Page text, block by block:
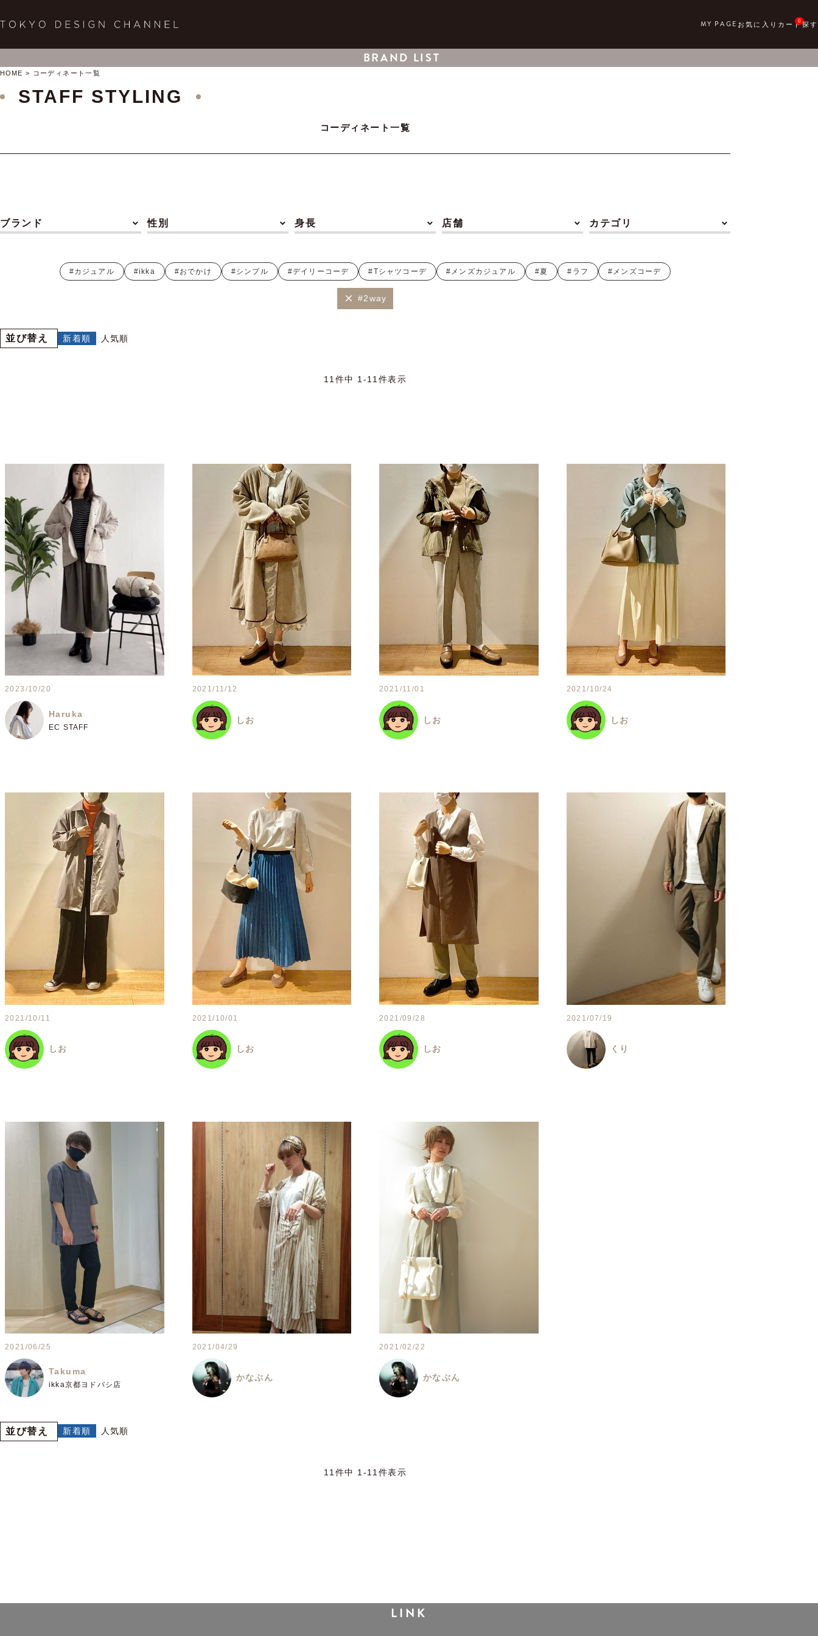
0
BRAND LIST
HOME コーディネート一覧
STAFF STYLING
コーディネート一覧
ブランド 性別 身長 店舗 カテゴリ
#カジュアル #ikka #おでかけ #シンプル #デイリーコーデ #Tシャツコーデ #メンズカジュアル #夏 #ラフ #メンズコーデ
#2way
並び替え 新着順 人気順
11 件中 1 -11 件表示
2023/10/20
Haruka
EC STAFF
2021/11/12
しお
2021/11/01
しお
2021/10/24
しお
2021/10/11
しお
2021/10/01
しお
2021/09/28
しお
2021/07/19
くり
2021/06/25
Takuma
ikka京都ヨドバシ店
2021/04/29
かなぶん
2021/02/22
かなぶん
並び替え 新着順 人気順
11 件中 1 -11 件表示
LINK